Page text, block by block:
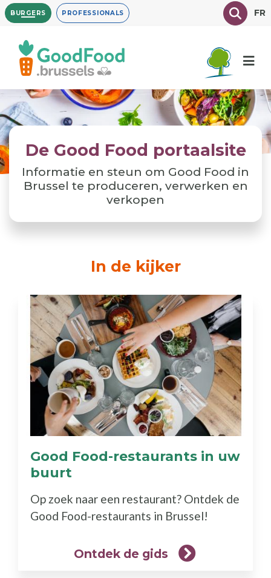
Overslaan
en
inhoud
gaan
BURGERS PROFESSIONALS TexteFR
De Good Food portaalsite
Informatie en steun om Good Food in
Brussel te produceren, verwerken en
verkopen
In de kijker
Good Food-restaurants in uw
buurt
gids)
Op zoek naar een restaurant? Ontdek de
Good Food-restaurants in Brussel!
Ontdek de gids